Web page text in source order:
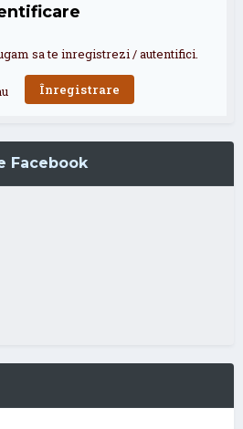
sa te inregistrezi / autentifici.
Înregistrare
Facebook